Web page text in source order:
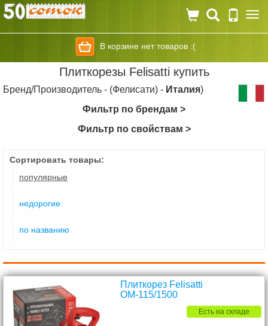
В корзине нет товаров :(
Плиткорезы Felisatti купить
Бренд/Производитель - (Фелисати) - Италия)
Фильтр по брендам >
Фильтр по свойствам >
Сортировать товары:
популярные
недорогие
по названию
Плиткорез Felisatti
ОМ-115/1500
Есть на складе